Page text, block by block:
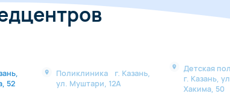
52
Поликлиника г. Казань,
ул. Муштари, 12А
Детская
г. Казань,
Хакима, 50